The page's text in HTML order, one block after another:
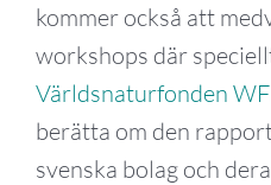
kommer också att
workshops där
Världsnaturfonden
berätta om den
svenska bolag och